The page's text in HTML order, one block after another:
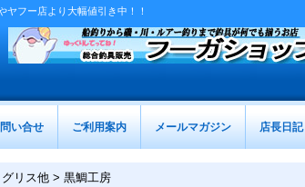
ヤフー店より大幅値引き中！！
い合せ ご利用案内 メールマガジン 店長日記
リス他 > 黒鯛工房